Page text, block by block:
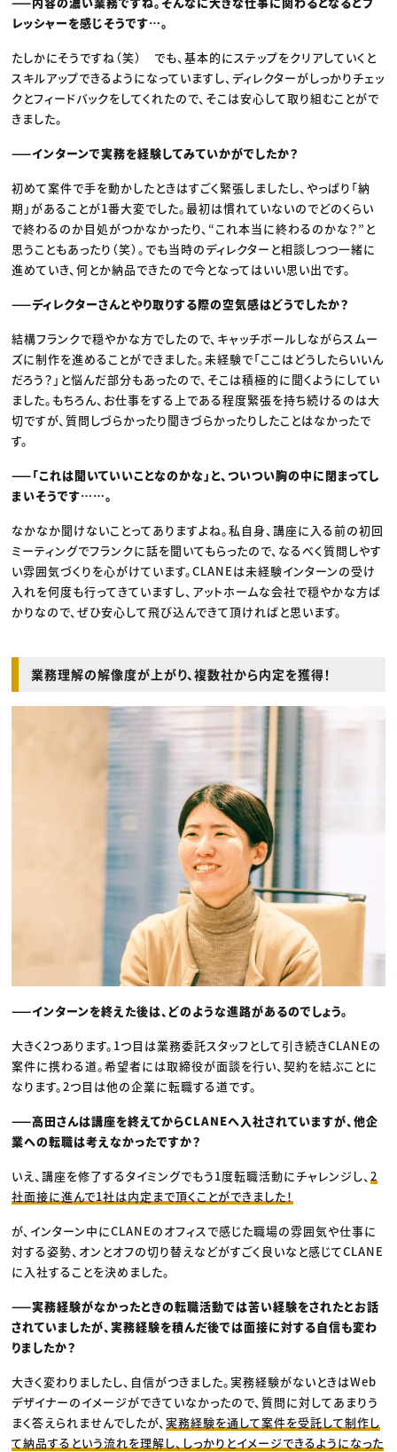
レッシャーを感じそうです…。
たしかにそうですね（笑） でも、基本的にステップをクリアしていくと
スキルアップできるようになっていますし、ディレクターがしっかりチェッ
クとフィードバックをしてくれたので、そこは安心して取り組むことがで
きました。
——インターンで実務を経験してみていかがでしたか？
初めて案件で手を動かしたときはすごく緊張しましたし、やっぱり「納
期」があることが1番大変でした。最初は慣れていないのでどのくらい
で終わるのか目処がつかなかったり、“これ本当に終わるのかな？”と
思うこともあったり（笑）。でも当時のディレクターと相談しつつ一緒に
進めていき、何とか納品できたので今となってはいい思い出です。
——ディレクターさんとやり取りする際の空気感はどうでしたか？
結構フランクで穏やかな方でしたので、キャッチボールしながらスムー
ズに制作を進めることができました。未経験で「ここはどうしたらいいん
だろう？」と悩んだ部分もあったので、そこは積極的に聞くようにしてい
ました。もちろん、お仕事をする上である程度緊張を持ち続けるのは大
切ですが、質問しづらかったり聞きづらかったりしたことはなかったで
す。
——「これは聞いていいことなのかな」と、ついつい胸の中に閉まってし
まいそうです……。
なかなか聞けないことってありますよね。私自身、講座に入る前の初回
ミーティングでフランクに話を聞いてもらったので、なるべく質問しやす
い雰囲気づくりを心がけています。CLANEは未経験インターンの受け
入れを何度も行ってきていますし、アットホームな会社で穏やかな方ば
かりなので、ぜひ安心して飛び込んできて頂ければと思います。
業務理解の解像度が上がり、複数社から内定を獲得！
——インターンを終えた後は、どのような進路があるのでしょう。
大きく2つあります。1つ目は業務委託スタッフとして引き続きCLANEの
案件に携わる道。希望者には取締役が面談を行い、契約を結ぶことに
なります。2つ目は他の企業に転職する道です。
——高田さんは講座を終えてからCLANEへ入社されていますが、他企
業への転職は考えなかったですか？
いえ、講座を修了するタイミングでもう1度転職活動にチャレンジし、2
社面接に進んで1社は内定まで頂くことができました！
が、インターン中にCLANEのオフィスで感じた職場の雰囲気や仕事に
対する姿勢、オンとオフの切り替えなどがすごく良いなと感じてCLANE
に入社することを決めました。
——実務経験がなかったときの転職活動では苦い経験をされたとお話
されていましたが、実務経験を積んだ後では面接に対する自信も変わ
りましたか？
大きく変わりましたし、自信がつきました。実務経験がないときはWeb
デザイナーのイメージができていなかったので、質問に対してあまりう
まく答えられませんでしたが、実務経験を通して案件を受託して制作し
て納品するという流れを理解し、しっかりとイメージできるようになった